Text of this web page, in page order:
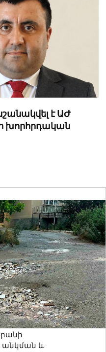
է ԱԺ
խորհրդական
անկման և